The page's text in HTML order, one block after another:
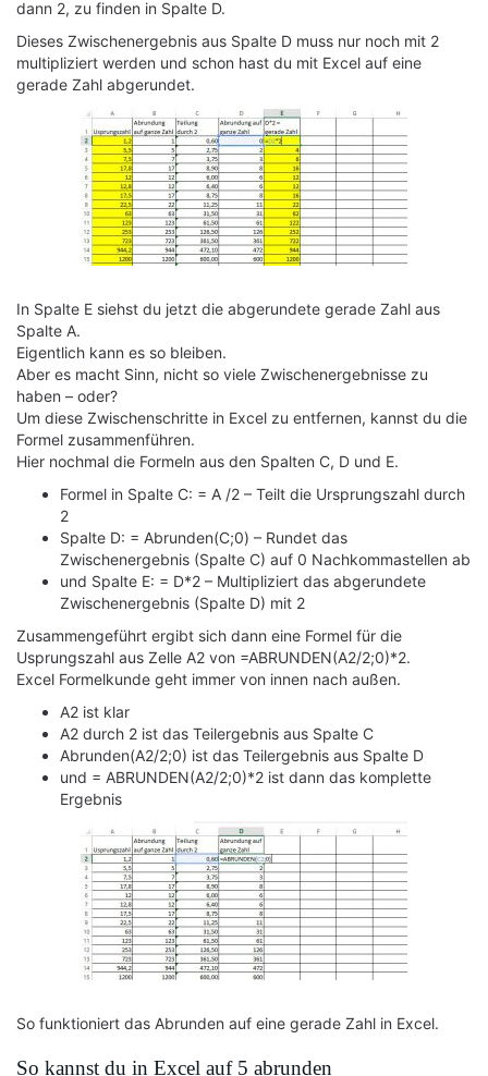
dann 2, zu finden in Spalte D.
Dieses Zwischenergebnis aus Spalte D muss nur noch mit 2
multipliziert werden und schon hast du mit Excel auf eine
gerade Zahl abgerundet.
In Spalte E siehst du jetzt die abgerundete gerade Zahl aus
Spalte A.
Eigentlich kann es so bleiben.
Aber es macht Sinn, nicht so viele Zwischenergebnisse zu
haben – oder?
Um diese Zwischenschritte in Excel zu entfernen, kannst du die
Formel zusammenführen.
Hier nochmal die Formeln aus den Spalten C, D und E.
Formel in Spalte C: = A /2 – Teilt die Ursprungszahl durch
2
Spalte D: = Abrunden(C;0) – Rundet das
Zwischenergebnis (Spalte C) auf 0 Nachkommastellen ab
und Spalte E: = D*2 – Multipliziert das abgerundete
Zwischenergebnis (Spalte D) mit 2
Zusammengeführt ergibt sich dann eine Formel für die
Usprungszahl aus Zelle A2 von =ABRUNDEN(A2/2;0)*2.
Excel Formelkunde geht immer von innen nach außen.
A2 ist klar
A2 durch 2 ist das Teilergebnis aus Spalte C
Abrunden(A2/2;0) ist das Teilergebnis aus Spalte D
und = ABRUNDEN(A2/2;0)*2 ist dann das komplette
Ergebnis
So funktioniert das Abrunden auf eine gerade Zahl in Excel.
So kannst du in Excel auf 5 abrunden